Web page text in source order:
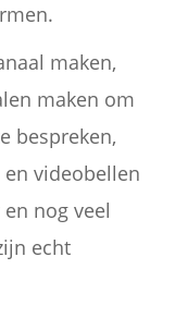
maken,
maken om
bespreken,
videobellen
nog veel
echt